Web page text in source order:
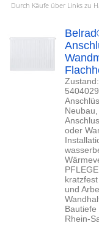
Durch Käufe über Links zu
oder
und
Rhein-